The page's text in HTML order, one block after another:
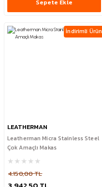
Sepete Ekle
İndirimli Ürün
LEATHERMAN
Leatherman Micra Stainless Steel
Çok Amaçlı Makas
4.150,00 TL